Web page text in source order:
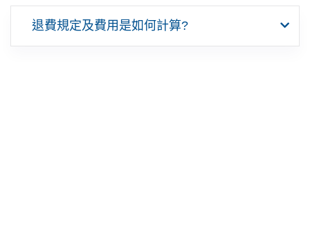
退費規定及費用是如何計算?